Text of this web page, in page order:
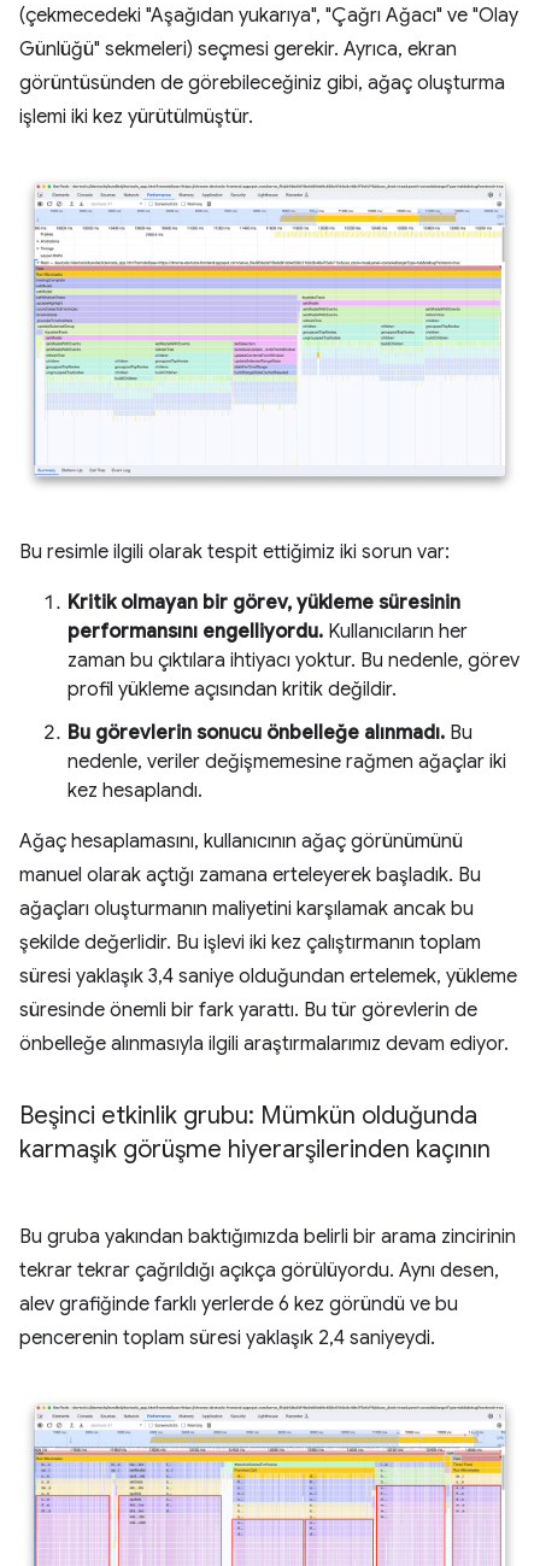
(çekmecedeki "Aşağıdan yukarıya", "Çağrı Ağacı" ve "Olay
Günlüğü" sekmeleri) seçmesi gerekir. Ayrıca, ekran
görüntüsünden de görebileceğiniz gibi, ağaç oluşturma
işlemi iki kez yürütülmüştür.
Bu resimle ilgili olarak tespit ettiğimiz iki sorun var:
Kritik olmayan bir görev, yükleme süresinin
performansını engelliyordu. Kullanıcıların her
zaman bu çıktılara ihtiyacı yoktur. Bu nedenle, görev
profil yükleme açısından kritik değildir.
Bu görevlerin sonucu önbelleğe alınmadı. Bu
nedenle, veriler değişmemesine rağmen ağaçlar iki
kez hesaplandı.
Ağaç hesaplamasını, kullanıcının ağaç görünümünü
manuel olarak açtığı zamana erteleyerek başladık. Bu
ağaçları oluşturmanın maliyetini karşılamak ancak bu
şekilde değerlidir. Bu işlevi iki kez çalıştırmanın toplam
süresi yaklaşık 3,4 saniye olduğundan ertelemek, yükleme
süresinde önemli bir fark yarattı. Bu tür görevlerin de
önbelleğe alınmasıyla ilgili araştırmalarımız devam ediyor.
Beşinci etkinlik grubu: Mümkün olduğunda
karmaşık görüşme hiyerarşilerinden kaçının
Bu gruba yakından baktığımızda belirli bir arama zincirinin
tekrar tekrar çağrıldığı açıkça görülüyordu. Aynı desen,
alev grafiğinde farklı yerlerde 6 kez göründü ve bu
pencerenin toplam süresi yaklaşık 2,4 saniyeydi.